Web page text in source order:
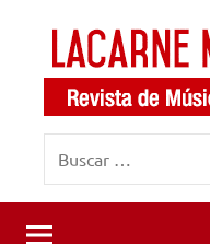
contenido
LaCarne
Magazine
de
música
internacional